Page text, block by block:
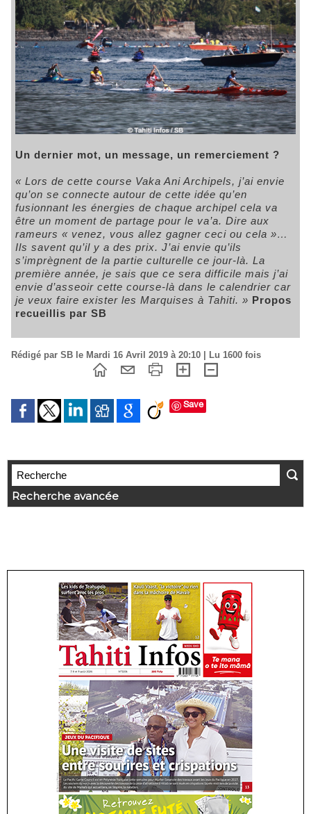
Un dernier mot, un message, un remerciement ?
« Lors de cette course Vaka Ani Archipels, j’ai envie
qu’on se connecte autour de cette idée qu’en
fusionnant les énergies de chaque archipel cela va
être un moment de partage pour le va’a. Dire aux
rameurs « venez, vous allez gagner ceci ou cela »…
Ils savent qu’il y a des prix. J’ai envie qu’ils
s’imprègnent de la partie culturelle ce jour-là. La
première année, je sais que ce sera difficile mais j’ai
envie d’asseoir cette course-là dans le calendrier car
je veux faire exister les Marquises à Tahiti. » Propos
recueillis par SB
Rédigé par SB le Mardi 16 Avril 2019 à 20:10 | Lu 1600 fois
Save
Recherche avancée